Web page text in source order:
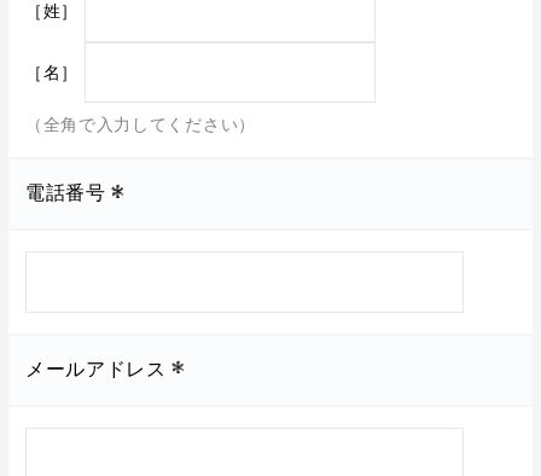
［姓］
［名］
（全角で入力してください）
電話番号
メールアドレス